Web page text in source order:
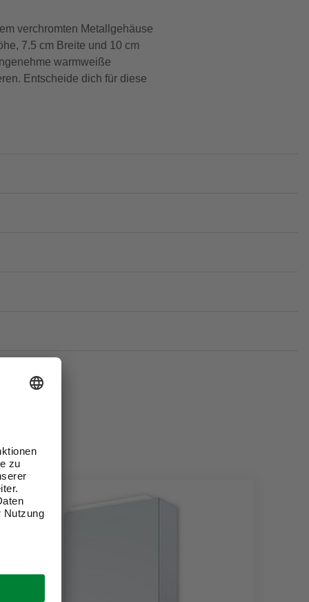
verchromten Metallgehäuse
7.5 cm Breite und 10 cm
warmweiße
Entscheide dich für diese